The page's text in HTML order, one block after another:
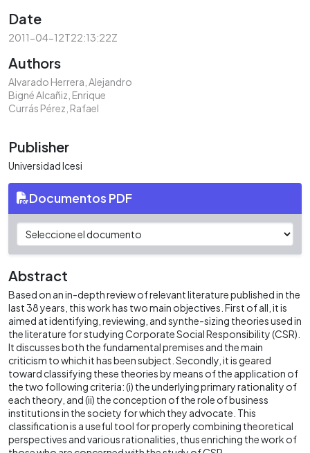
Date
2011-04-12T22:13:22Z
Authors
Alvarado Herrera, Alejandro
Bigné Alcañiz, Enrique
Currás Pérez, Rafael
Publisher
Universidad Icesi
Documentos PDF
Abstract
Based on an in-depth review of relevant literature published in the
last 38 years, this work has two main objectives. First of all, it is
aimed at identifying, reviewing, and synthe-sizing theories used in
the literature for studying Corporate Social Responsibility (CSR).
It discusses both the fundamental premises and the main
criticism to which it has been subject. Secondly, it is geared
toward classifying these theories by means of the application of
the two following criteria: (i) the underlying primary rationality of
each theory, and (ii) the conception of the role of business
institutions in the society for which they advocate. This
classification is a useful tool for properly combining theoretical
perspectives and various rationalities, thus enriching the work of